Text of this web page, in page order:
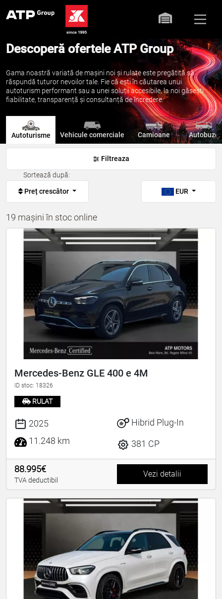
Descoperă ofertele ATP Group
Gama noastră variată de mașini noi și rulate este pregătită să
răspundă tuturor nevoilor tale. Fie că ești în căutarea unui
autoturism performant sau a unei soluții accesibile, la noi găsești
fiabilitate, transparență și consultanță de încredere.
Autoturisme Vehicule comerciale Camioane Autobuze
Filtreaza
Sortează după:
Preț crescător EUR
19 mașini în stoc online
Mercedes-Benz GLE 400 e 4M
ID stoc: 18326
RULAT
2025
11.248 km
Hibrid Plug-In
381 CP
88.995€
TVA deductibil
Vezi detalii